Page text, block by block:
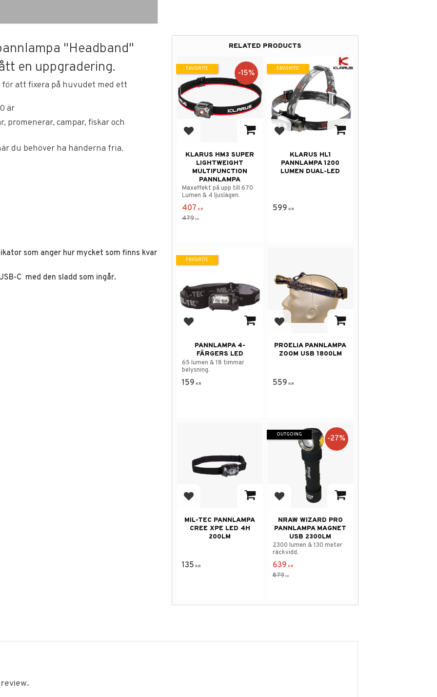
"Headband"
en uppgradering.
att fixera på huvudet med ett
är
promenerar, campar, fiskar och
du behöver ha händerna fria.
som anger hur mycket som finns kvar
C med den sladd som ingår.
RELATED PRODUCTS
Add to favorites
KLARUS HM3 SUPER
LIGHTWEIGHT
MULTIFUNCTION
PANNLAMPA
Maxeffekt på upp till 670
Lumen & 4 ljuslägen.
407 KR
479KR
15%
FAVORITE
Add to favorites
KLARUS HL1
PANNLAMPA 1200
LUMEN DUAL-LED
599 KR
FAVORITE
Add to favorites
PANNLAMPA 4-
FÄRGERS LED
65 lumen & 18 timmar
belysning.
159 KR
FAVORITE
Add to favorites
PROELIA PANNLAMPA
ZOOM USB 1800LM
559 KR
Add to favorites
MIL-TEC PANNLAMPA
CREE XPE LED 4H
200LM
135 KR
Add to favorites
NRAW WIZARD PRO
PANNLAMPA MAGNET
USB 2300LM
2300 lumen & 130 meter
räckvidd.
639 KR
879KR
27%
OUTGOING